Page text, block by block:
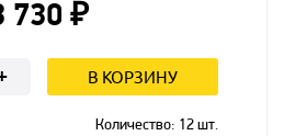
730 ₽
В КОРЗИНУ
Количество: 12шт.